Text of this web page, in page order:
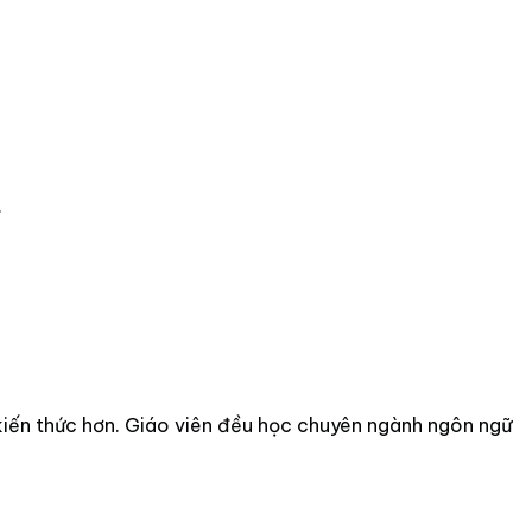
.
thức hơn. Giáo viên đều học chuyên ngành ngôn ngữ